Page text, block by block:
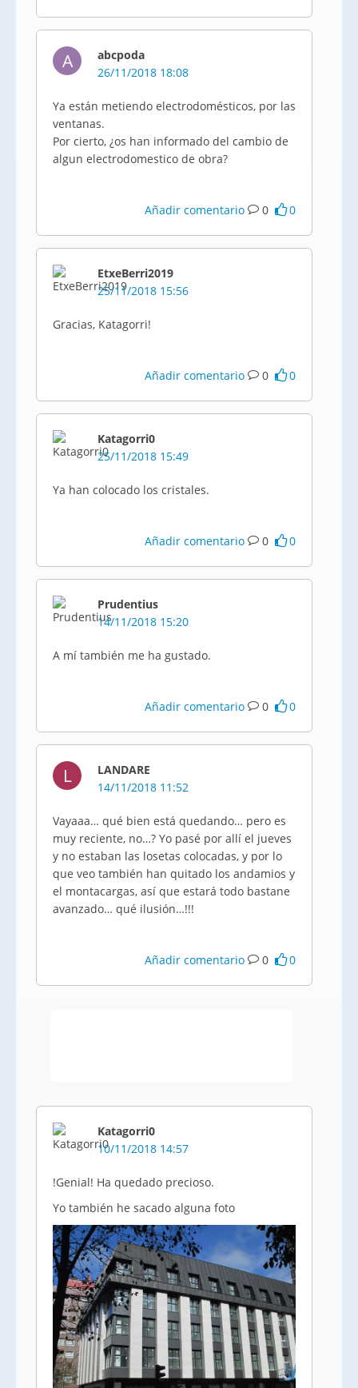
A
abcpoda
26/11/2018 18:08
Ya están metiendo electrodomésticos, por las
ventanas.
Por cierto, ¿os han informado del cambio de
algun electrodomestico de obra?
Añadir comentario 0 0
EtxeBerri2019
25/11/2018 15:56
Gracias, Katagorri!
Añadir comentario 0 0
Katagorri0
25/11/2018 15:49
Ya han colocado los cristales.
Añadir comentario 0 0
Prudentius
14/11/2018 15:20
A mí también me ha gustado.
Añadir comentario 0 0
L
LANDARE
14/11/2018 11:52
Vayaaa… qué bien está quedando… pero es
muy reciente, no…? Yo pasé por allí el jueves
y no estaban las losetas colocadas, y por lo
que veo también han quitado los andamios y
el montacargas, así que estará todo bastane
avanzado… qué ilusión…!!!
Añadir comentario 0 0
Katagorri0
10/11/2018 14:57
!Genial! Ha quedado precioso.
Yo también he sacado alguna foto